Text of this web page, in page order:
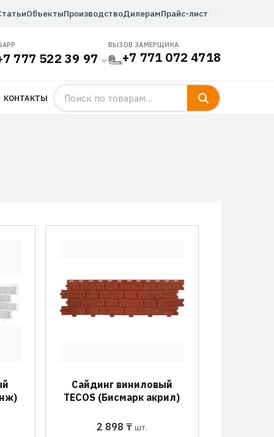
ОбъектыПроизводствоДилерамПрайс-лист
777 522 39 97
ВЫЗОВ ЗАМЕРЩИКА
+7 771 072 4718
КОНТАКТЫ
Сайдинг виниловый
TECOS (Бисмарк акрил)
2 898 ₸ шт.